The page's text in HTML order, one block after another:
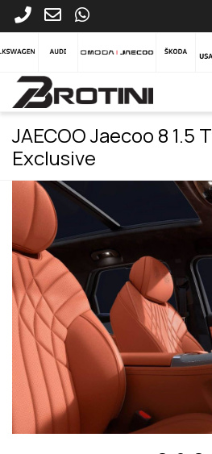
JAECOO Jaecoo 8 1.5
Exclusive